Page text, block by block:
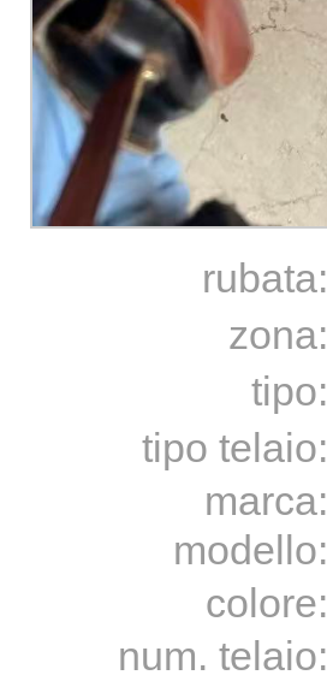
rubata:
zona:
tipo:
tipo telaio:
marca:
modello:
colore:
num. telaio: